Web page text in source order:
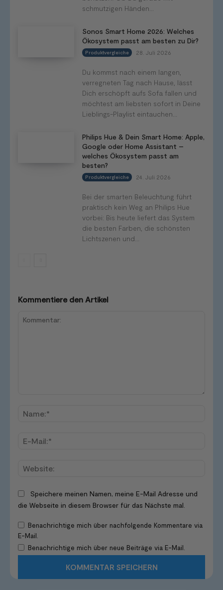
schmutzigen Händen...
Sonos Smart Home 2026: Welches
Ökosystem passt am besten zu Dir?
Produktvergleiche 28. Juli 2026
Du kommst nach einem langen,
verregneten Tag nach Hause, lässt
Dich erschöpft aufs Sofa fallen und
möchtest am liebsten sofort in Deine
Lieblings-Playlist eintauchen...
Philips Hue & Dein Smart Home: Apple,
Google oder Home Assistant –
welches Ökosystem passt am
besten?
Produktvergleiche 24. Juli 2026
Bei der smarten Beleuchtung führt
praktisch kein Weg an Philips Hue
vorbei: Bis heute liefert das System
die besten Farben, die schönsten
Lichtszenen und...
Kommentiere den Artikel
Speichere meinen Namen, meine E-Mail Adresse und
die Webseite in diesem Browser für das Nächste mal.
Benachrichtige mich über nachfolgende Kommentare via
E-Mail.
Benachrichtige mich über neue Beiträge via E-Mail.